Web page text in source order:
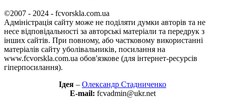
©2007 - 2024 - fcvorskla.com.ua
Адміністрація сайту може не поділяти думки авторів та не
несе відповідальності за авторські матеріали та передрук з
інших сайтів. При повному, або частковому використанні
матеріалів сайту уболівальників, посилання на
www.fcvorskla.com.ua обов'язкове (для інтернет-ресурсів
гіперпосилання).
Ідея – Олександр Стадниченко
E-mail: fcvadmin@ukr.net